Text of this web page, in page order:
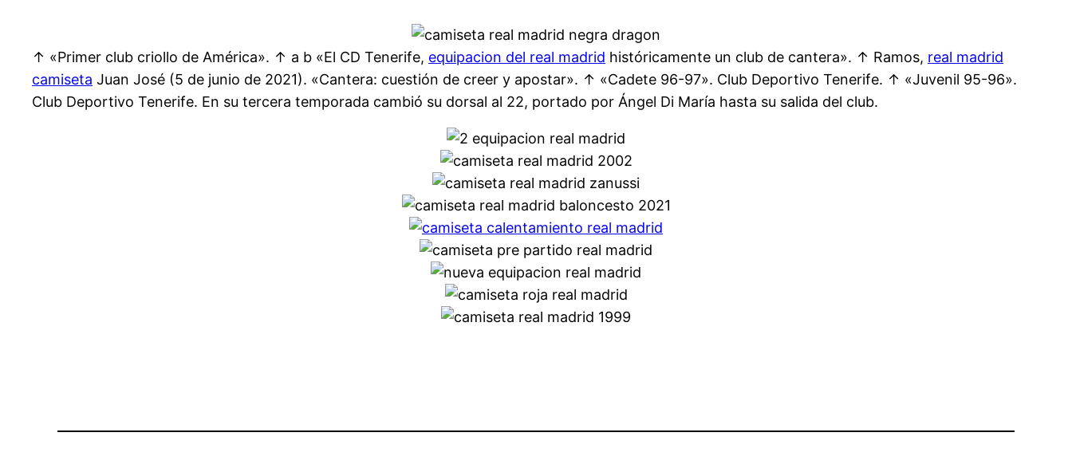
↑ «Primer club criollo de América». ↑ a b «El CD Tenerife, equipacion del real madrid históricamente un club de cantera». ↑ Ramos, real madrid
camiseta Juan José (5 de junio de 2021). «Cantera: cuestión de creer y apostar». ↑ «Cadete 96-97». Club Deportivo Tenerife. ↑ «Juvenil 95-96».
Club Deportivo Tenerife. En su tercera temporada cambió su dorsal al 22, portado por Ángel Di María hasta su salida del club.